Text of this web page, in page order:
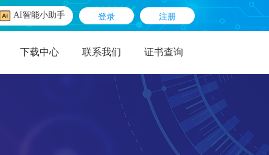
AI智能小助手 登录 注册
下载中心 联系我们 证书查询